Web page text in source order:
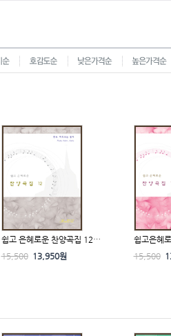
쉽고 은혜로운 찬양곡집 12…
15,500 13,950원
쉽고은혜
15,500